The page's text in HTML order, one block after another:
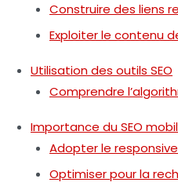
Construire des liens
Exploiter le contenu
Utilisation des outils SEO
Comprendre
Importance du SEO
Adopter le
Optimiser pour la